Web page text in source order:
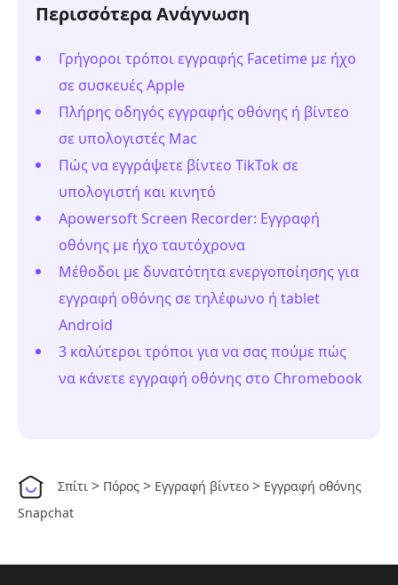
Περισσότερα Ανάγνωση
Γρήγοροι τρόποι εγγραφής Facetime με ήχο
σε συσκευές Apple
Πλήρης οδηγός εγγραφής οθόνης ή βίντεο
σε υπολογιστές Mac
Πώς να εγγράψετε βίντεο TikTok σε
υπολογιστή και κινητό
Apowersoft Screen Recorder: Εγγραφή
οθόνης με ήχο ταυτόχρονα
Μέθοδοι με δυνατότητα ενεργοποίησης για
εγγραφή οθόνης σε τηλέφωνο ή tablet
Android
3 καλύτεροι τρόποι για να σας πούμε πώς
να κάνετε εγγραφή οθόνης στο Chromebook
Σπίτι > Πόρος > Εγγραφή βίντεο > Εγγραφή οθόνης
Snapchat